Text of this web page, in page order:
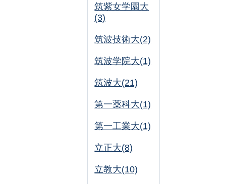
筑紫女学園大
(3)
筑波技術大(2)
筑波学院大(1)
筑波大(21)
第一薬科大(1)
第一工業大(1)
立正大(8)
立教大(10)